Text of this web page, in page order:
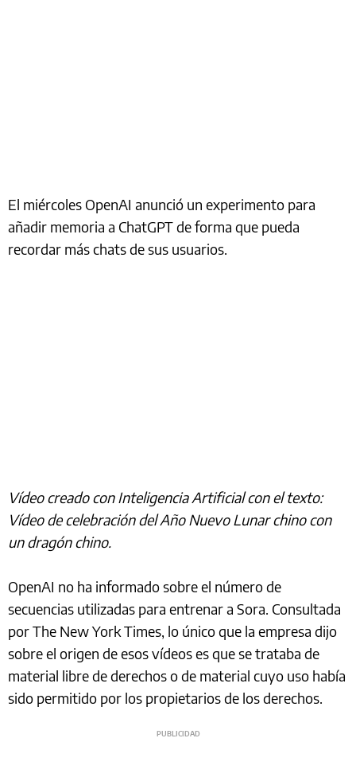
El miércoles OpenAI anunció un experimento para
añadir memoria a ChatGPT de forma que pueda
recordar más chats de sus usuarios.
Vídeo creado con Inteligencia Artificial con el texto:
Vídeo de celebración del Año Nuevo Lunar chino con
un dragón chino.
OpenAI no ha informado sobre el número de
secuencias utilizadas para entrenar a Sora. Consultada
por The New York Times, lo único que la empresa dijo
sobre el origen de esos vídeos es que se trataba de
material libre de derechos o de material cuyo uso había
sido permitido por los propietarios de los derechos.